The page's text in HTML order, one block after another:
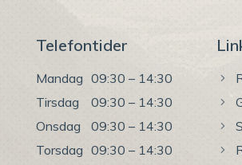
Telefontider
Mandag 09:30 – 14:30
Tirsdag
09:30 – 14:30
Onsdag
09:30 – 14:30
Torsdag 09:30 – 14:30